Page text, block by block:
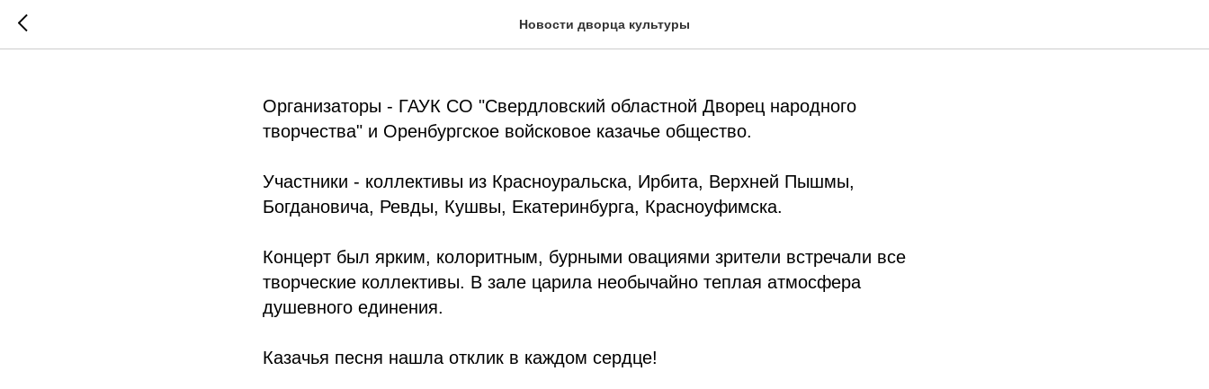
Новости дворца культуры
Казачья доблесть. Следуя традициям..
Организаторы - ГАУК СО "Свердловский областной Дворец народного
творчества" и Оренбургское войсковое казачье общество.
Участники - коллективы из Красноуральска, Ирбита, Верхней Пышмы,
Богдановича, Ревды, Кушвы, Екатеринбурга, Красноуфимска.
Концерт был ярким, колоритным, бурными овациями зрители встречали все
творческие коллективы. В зале царила необычайно теплая атмосфера
душевного единения.
Казачья песня нашла отклик в каждом сердце!